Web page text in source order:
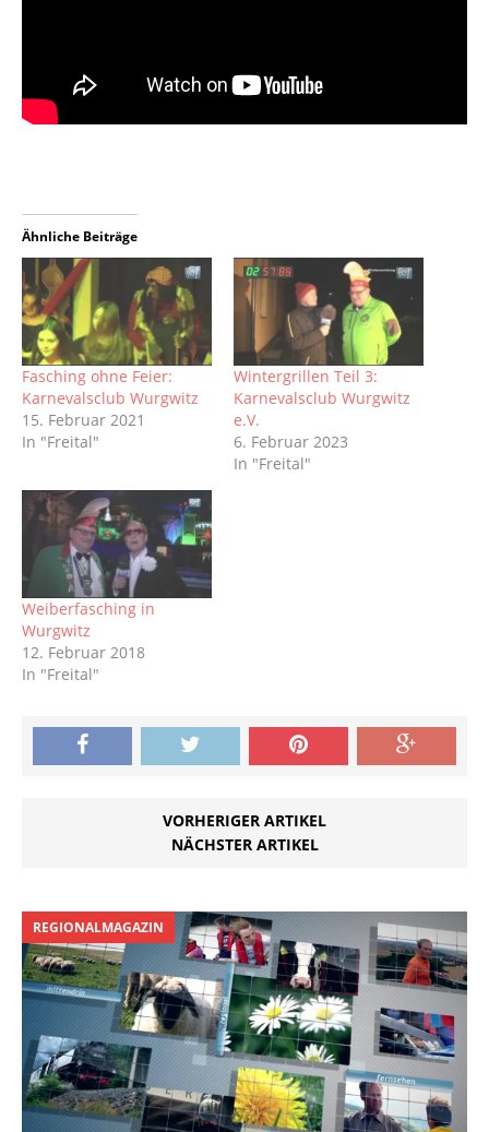
Ähnliche Beiträge
Fasching ohne Feier:
Karnevalsclub Wurgwitz
15. Februar 2021
In "Freital"
Wintergrillen Teil 3:
Karnevalsclub Wurgwitz
e.V.
6. Februar 2023
In "Freital"
Weiberfasching in
Wurgwitz
12. Februar 2018
In "Freital"
VORHERIGER ARTIKEL
NÄCHSTER ARTIKEL
REGIONALMAGAZIN